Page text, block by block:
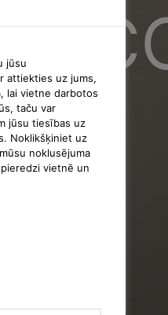
jūsu
attiekties uz jums,
lai vietne darbotos
taču var
jūsu tiesības uz
Noklikšķiniet uz
noklusējuma
vietnē un